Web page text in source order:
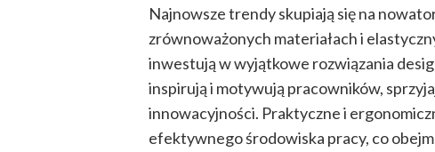
Najnowsze trendy skupiają się na
zrównoważonych materiałach i
inwestują w wyjątkowe rozwiązania
inspirują i motywują pracowników,
innowacyjności. Praktyczne i
efektywnego środowiska pracy, co